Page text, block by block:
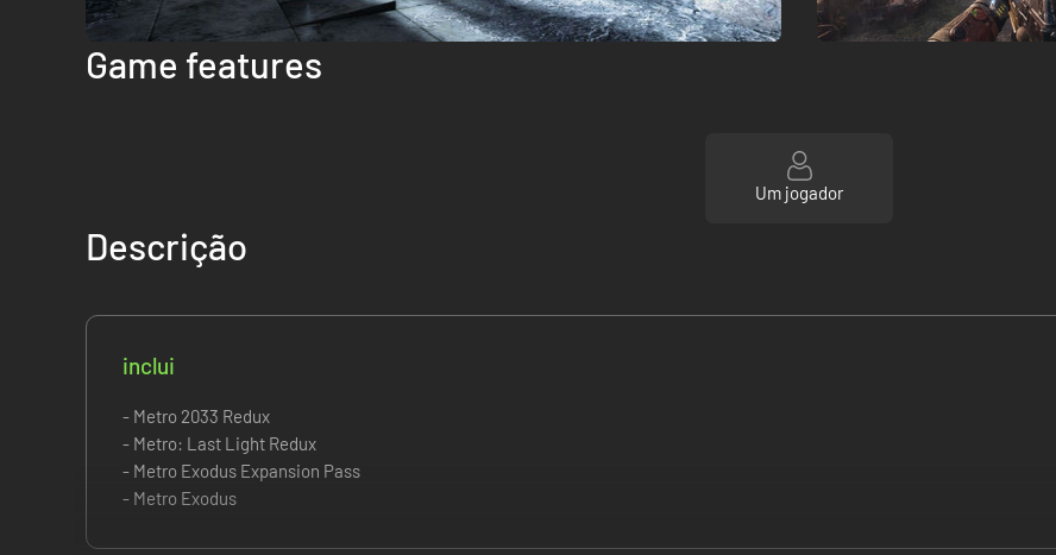
Game features
Um jogador
Descrição
inclui
- Metro 2033 Redux
- Metro: Last Light Redux
- Metro Exodus Expansion Pass
- Metro Exodus